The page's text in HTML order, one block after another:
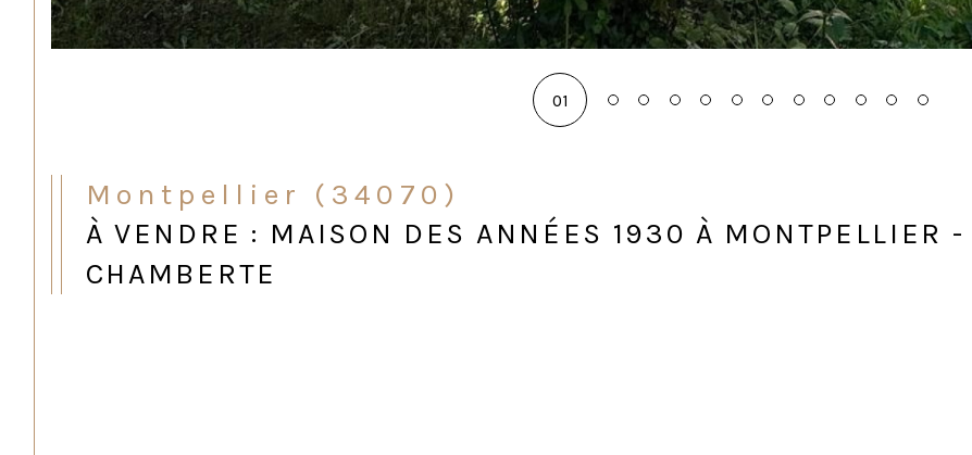
01
Montpellier (34070)
À VENDRE : MAISON DES ANNÉES 1930 À MONTPELLIER -
CHAMBERTE